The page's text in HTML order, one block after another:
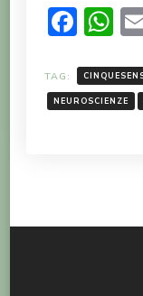
TAG:
NEUROSCIENZE